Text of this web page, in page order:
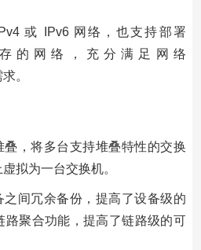
或 IPv6 网络，也支持部署
的网络，充分满足网络
。
叠，将多台支持堆叠特性的交换
拟为一台交换机。
之间冗余备份，提高了设备级的
路聚合功能，提高了链路级的可